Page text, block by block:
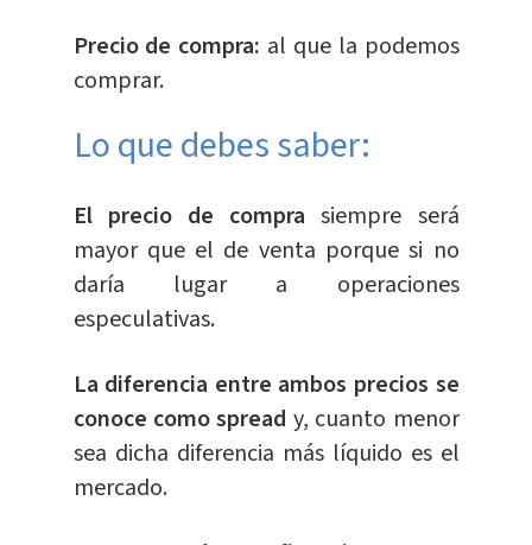
Precio de compra: al que la podemos
comprar.
Lo que debes saber:
El precio de compra siempre será
mayor que el de venta porque si no
daría lugar a operaciones
especulativas.
La diferencia entre ambos precios se
conoce como spread y, cuanto menor
sea dicha diferencia más líquido es el
mercado.